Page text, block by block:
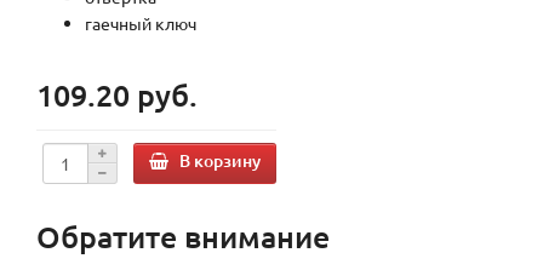
гаечный ключ
109.20 руб.
В корзину
Обратите внимание